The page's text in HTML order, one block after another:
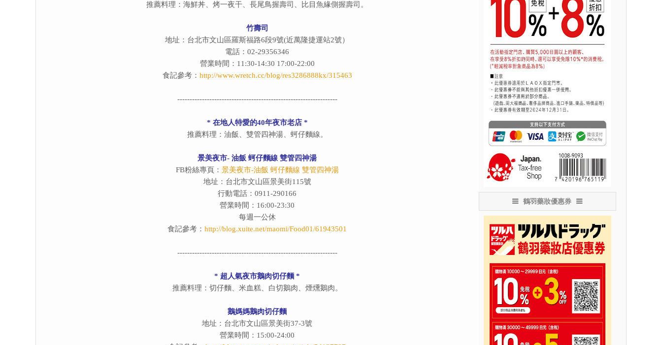
推薦料理：海鮮丼、烤一夜干、長尾鳥握壽司、比目魚緣側握壽司。
竹壽司
地址：台北市文山區羅斯福路6段9號(近萬隆捷運站2號）
電話：02-29356346
營業時間：11:30-14:30 17:00-22:00
食記參考： http://www.wretch.cc/blog/res3286888kx/315463
-----------------------------------------------------------------
* 在地人特愛的40年夜市老店*
推薦料理：油飯、雙管四神湯、蚵仔麵線。
景美夜市- 油飯 蚵仔麵線 雙管四神湯
FB粉絲專頁： 景美夜市-油飯 蚵仔麵線 雙管四神湯
地址：台北市文山區景美街115號
行動電話：0911-290166
營業時間：16:00-23:30
每週一公休
食記參考：http://blog.xuite.net/maomi/Food01/61943501
-----------------------------------------------------------------
* 超人氣夜市鵝肉切仔麵 *
推薦料理：切仔麵、米血糕、白切鵝肉、煙燻鵝肉。
鵝媽媽鵝肉切仔麵
地址：台北市文山區景美街37-3號
營業時間：15:00-24:00
鶴羽藥妝優惠券